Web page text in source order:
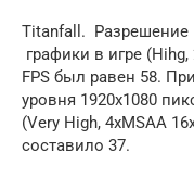
Titanfall. Разрешение
графики в игре
FPS был равен 58.
уровня 1920х1080
(Very High, 4xMSAA
составило 37.